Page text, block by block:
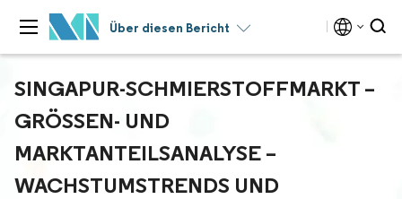
Über diesen Bericht
SINGAPUR-SCHMIERSTOFFMARKT –
GRÖSSEN- UND M
ARKTANTEILSANALYSE – W
ACHSTUMSTRENDS UND P